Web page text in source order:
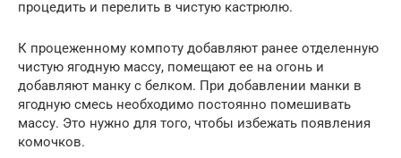
процедить и перелить в чистую кастрюлю.
К процеженному компоту добавляют ранее отделенную
чистую ягодную массу, помещают ее на огонь и
добавляют манку с белком. При добавлении манки в
ягодную смесь необходимо постоянно помешивать
массу. Это нужно для того, чтобы избежать появления
комочков.